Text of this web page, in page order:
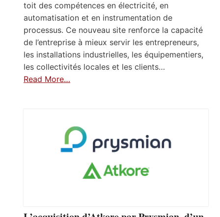
toit des compétences en électricité, en
automatisation et en instrumentation de
processus. Ce nouveau site renforce la capacité
de l’entreprise à mieux servir les entrepreneurs,
les installations industrielles, les équipementiers,
les collectivités locales et les clients…
Read More…